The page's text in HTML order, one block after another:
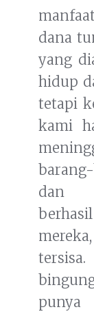
dana
yang
hidup
tetapi
kami
dan